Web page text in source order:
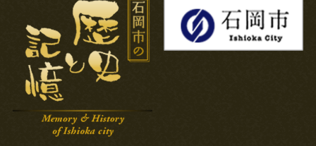
石岡市の歴史と記憶